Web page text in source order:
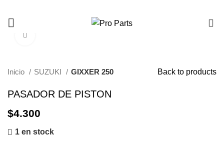
Inicio SUZUKI GIXXER 250 Back to products
PASADOR DE PISTON
$4.300
1 en stock